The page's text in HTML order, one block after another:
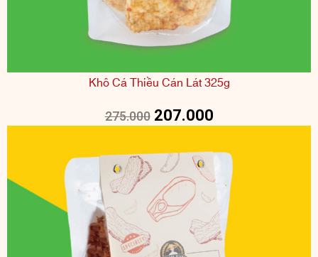
Khô Cá Thiều Cán Lát 325g
275.000 207.000